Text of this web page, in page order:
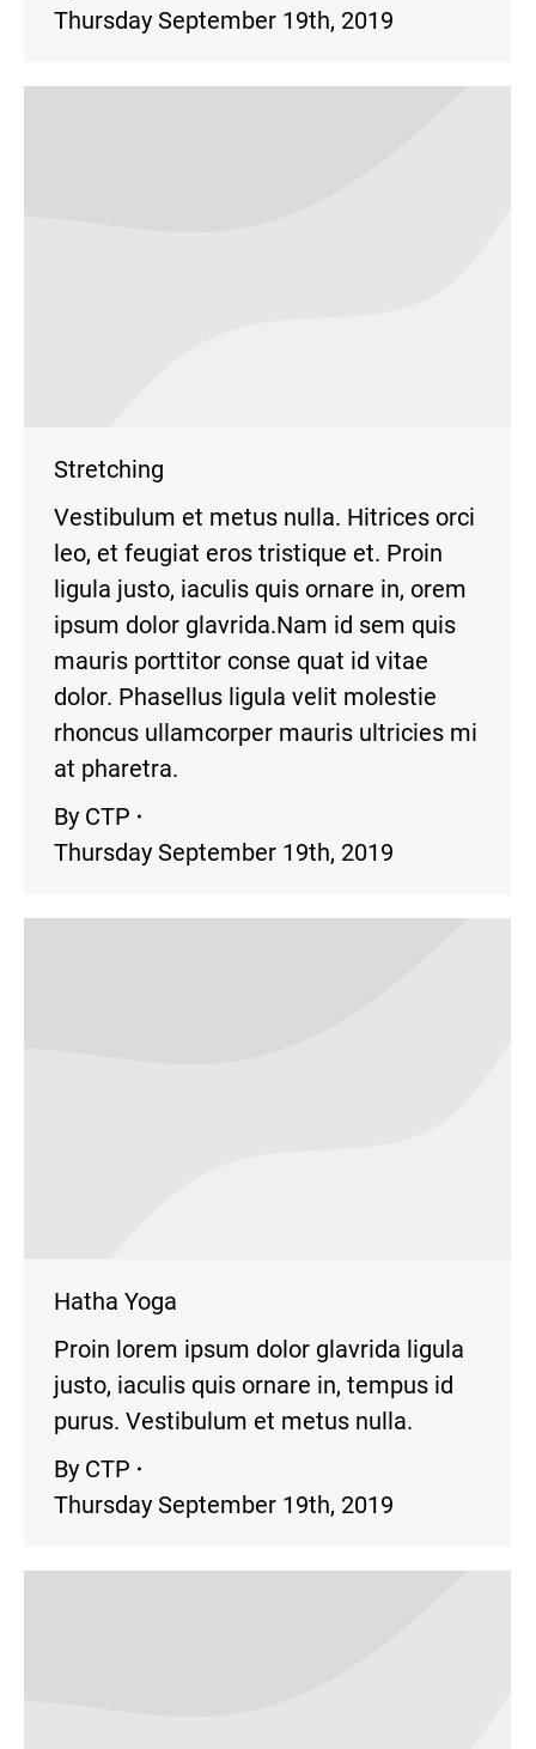
Thursday September 19th, 2019
Stretching
Vestibulum et metus nulla. Hitrices orci
leo, et feugiat eros tristique et. Proin
ligula justo, iaculis quis ornare in, orem
ipsum dolor glavrida.Nam id sem quis
mauris porttitor conse quat id vitae
dolor. Phasellus ligula velit molestie
rhoncus ullamcorper mauris ultricies mi
at pharetra.
By CTP
Thursday September 19th, 2019
Hatha Yoga
Proin lorem ipsum dolor glavrida ligula
justo, iaculis quis ornare in, tempus id
purus. Vestibulum et metus nulla.
By CTP
Thursday September 19th, 2019